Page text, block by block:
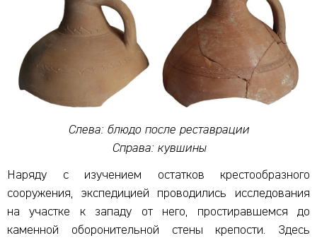
Слева: блюдо после реставрации
Справа: кувшины
Наряду с изучением остатков крестообразного
сооружения, экспедицией проводились исследования
на участке к западу от него, простиравшемся до
каменной оборонительной стены крепости. Здесь